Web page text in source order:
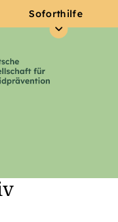
Soforthilfe